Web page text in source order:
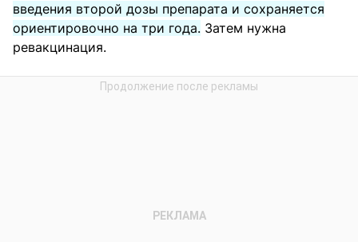
введения второй дозы препарата и сохраняется
ориентировочно на три года. Затем нужна
ревакцинация.